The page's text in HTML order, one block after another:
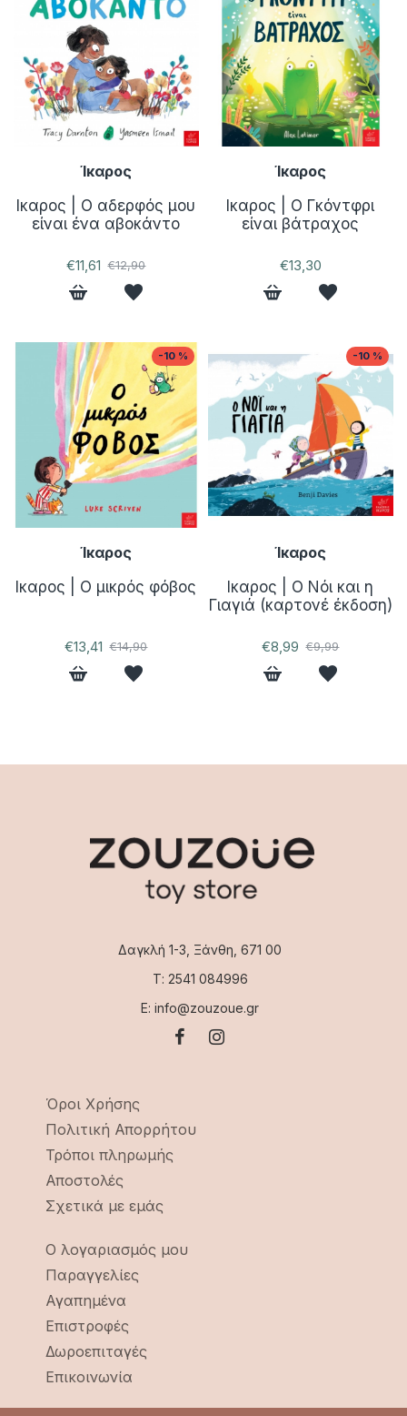
Ίκαρος
Ικαρος | Ο αδερφός μου
είναι ένα αβοκάντο
€11,61 €12,90
Ίκαρος
Ικαρος | Ο Γκόντφρι
είναι βάτραχος
€13,30
-10 %
Ίκαρος
Ικαρος | Ο μικρός φόβος
€13,41 €14,90
-10 %
Ίκαρος
Ικαρος | Ο Νόι και η
Γιαγιά (καρτονέ έκδοση)
€8,99 €9,99
Δαγκλή 1-3, Ξάνθη, 671 00
Τ: 2541 084996
Ε: info@zouzoue.gr
Όροι Χρήσης
Πολιτική Απορρήτου
Τρόποι πληρωμής
Αποστολές
Σχετικά με εμάς
Ο λογαριασμός μου
Παραγγελίες
Αγαπημένα
Επιστροφές
Δωροεπιταγές
Επικοινωνία